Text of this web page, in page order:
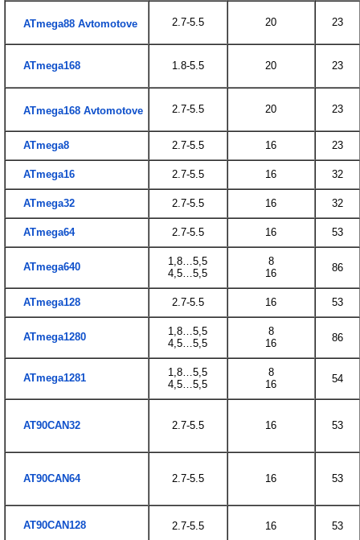
ATmega88 Avtomotove 2.7-5.5 20 23
ATmega168 1.8-5.5 20 23
ATmega168 Avtomotove 2.7-5.5 20 23
ATmega8 2.7-5.5 16 23
ATmega16 2.7-5.5 16 32
ATmega32 2.7-5.5 16 32
ATmega64 2.7-5.5 16 53
ATmega640
1,8…5,5
4,5…5,5
8
16
86
ATmega128 2.7-5.5 16 53
ATmega1280
1,8…5,5
4,5…5,5
8
16
86
ATmega1281
1,8…5,5
4,5…5,5
8
16
54
AT90CAN32 2.7-5.5 16 53
AT90CAN64 2.7-5.5 16 53
AT90CAN128 2.7-5.5 16 53